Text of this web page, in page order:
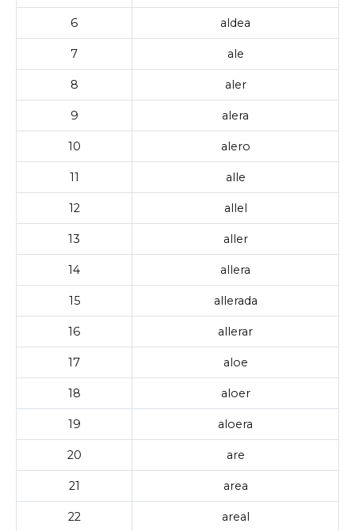
6 aldea
7 ale
8 aler
9 alera
10 alero
11 alle
12 allel
13 aller
14 allera
15 allerada
16 allerar
17 aloe
18 aloer
19 aloera
20 are
21 area
22 areal